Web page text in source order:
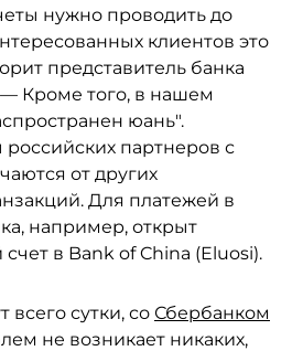
нужно проводить до
клиентов это
представитель банка
Кроме того, в нашем
юань".
российских партнеров с
от других
Для платежей в
например, открыт
в Bank of China (Eluosi).
всего сутки, со Сбербанком
не возникает никаких,